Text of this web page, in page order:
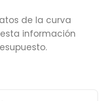
de la curva
esta información